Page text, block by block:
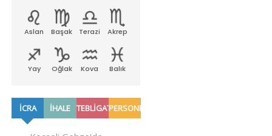
Aslan Başak Terazi Akrep
Yay Oğlak Kova Balık